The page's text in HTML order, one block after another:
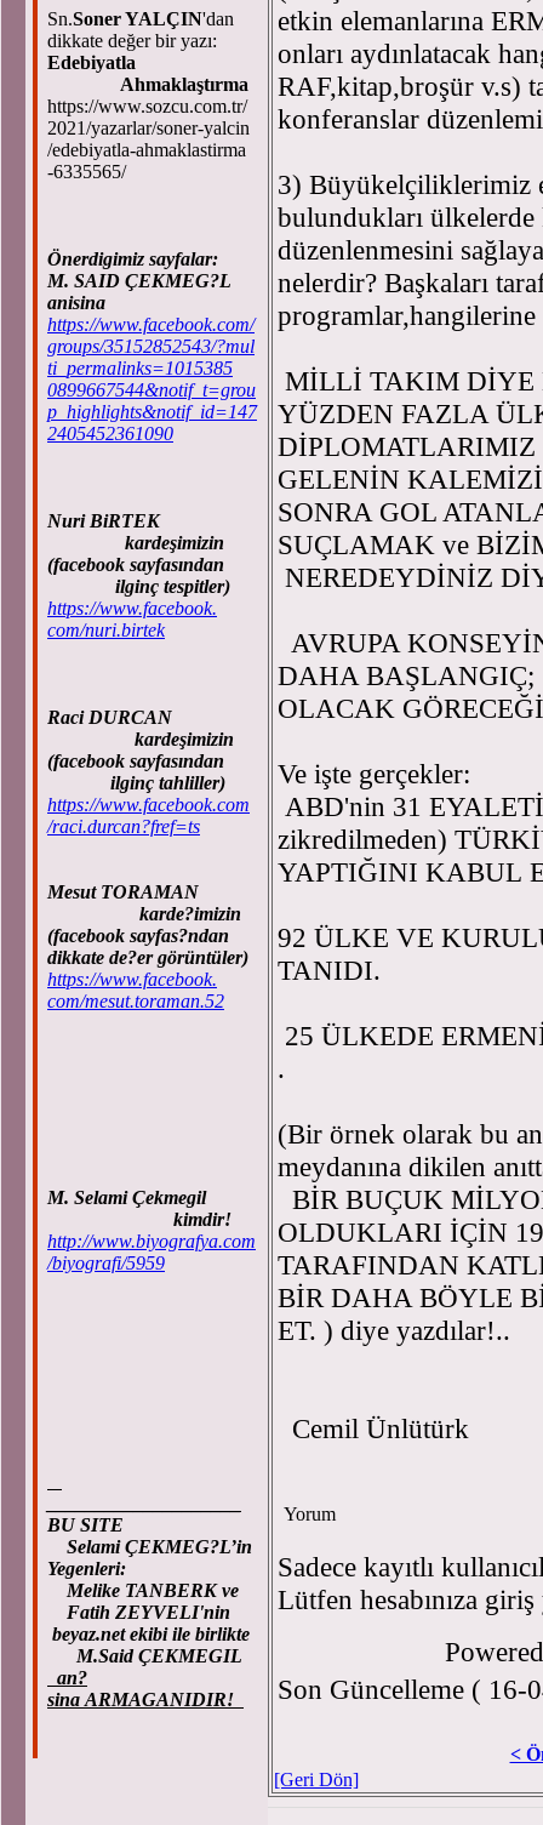
Sn.Soner YALÇIN'dan
dikkate değer bir yazı:
Edebiyatla
Ahmaklaştırma
https://www.sozcu.com.tr/
2021/yazarlar/soner-yalcin
/edebiyatla-ahmaklastirma
-6335565/
Önerdigimiz sayfalar:
M. SAID ÇEKMEG?L
anisina
https://www.facebook.com/
groups/35152852543/?mul
ti_permalinks=1015385
0899667544&notif_t=grou
p_highlights&notif_id=147
2405452361090
Nuri BiRTEK
kardeşimizin
(facebook sayfasından
ilginç tespitler)
https://www.facebook.
com/nuri.birtek
Raci DURCAN
kardeşimizin
(facebook sayfasından
ilginç tahliller)
https://www.facebook.com
/raci.durcan?fref=ts
Mesut TORAMAN
karde?imizin
(facebook sayfas?ndan
dikkate de?er görüntüler)
https://www.facebook.
com/mesut.toraman.52
M. Selami Çekmegil
kimdir!
http://www.biyografya.com
/biyografi/5959
BU SITE
Selami ÇEKMEG?L’in
Yegenleri:
Melike TANBERK ve
Fatih ZEYVELI'nin
beyaz.net ekibi ile birlikte
M.Said ÇEKMEGIL
an?
sina ARMAGANIDIR!
etkin elemanlarına
onları aydınlatacak
RAF,kitap,broşür v.s)
konferanslar
3) Büyükelçiliklerimiz
bulundukları ülkelerde
düzenlenmesini
nelerdir? Başkaları
programlar,hangilerine
MİLLİ TAKIM DİYE
YÜZDEN FAZLA
DİPLOMATLARIMIZ
GELENİN
SONRA GOL
SUÇLAMAK ve
NEREDEYDİNİZ
AVRUPA
DAHA
OLACAK
Ve işte gerçekler:
ABD'nin 31 EYALETİ
zikredilmeden)
YAPTIĞINI KABUL
92 ÜLKE VE
TANIDI.
25 ÜLKEDE
.
(Bir örnek olarak bu
meydanına dikilen
BİR BUÇUK
OLDUKLARI İÇİN
TARAFINDAN
BİR DAHA BÖYLE
ET. ) diye yazdılar!..
Cemil Ünlütürk
Yorum
Sadece kayıtlı
Lütfen hesabınıza
Son Güncelleme ( 16-
<
[Geri Dön]